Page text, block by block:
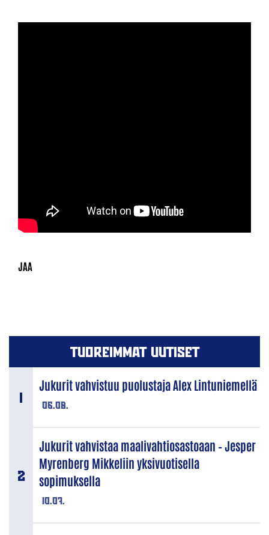
TUOREIMMAT UUTISET
06.08.
Jukurit vahvistuu puolustaja Alex Lintuniemellä
10.07.
Jukurit vahvistaa maalivahtiosastoaan – Jesper
Myrenberg Mikkeliin yksivuotisella
sopimuksella